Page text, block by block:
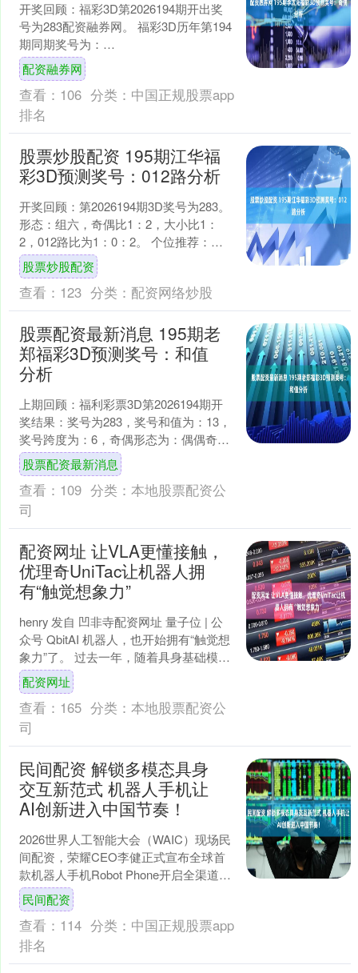
开奖回顾：福彩3D第2026194期开出奖
号为283配资融券网。 福彩3D历年第194
期同期奖号为：
318243988842510154840214277210....
配资融券网
查看： 106 分类： 中国正规股票app
排名
股票炒股配资 195期江华福
彩3D预测奖号：012路分析
开奖回顾：第2026194期3D奖号为283。
形态：组六，奇偶比1：2，大小比1：
2，012路比为1：0：2。 个位推荐：近
10期开出5个0路号、2个1路号、3....
股票炒股配资
查看： 123 分类： 配资网络炒股
股票配资最新消息 195期老
郑福彩3D预测奖号：和值
分析
上期回顾：福利彩票3D第2026194期开
奖结果：奖号为283，奖号和值为：13，
奖号跨度为：6，奇偶形态为：偶偶奇，
大小形态为：小大小。 一、百十个位遗
漏统计....
股票配资最新消息
查看： 109 分类： 本地股票配资公
司
配资网址 让VLA更懂接触，
优理奇UniTac让机器人拥
有“触觉想象力”
henry 发自 凹非寺配资网址 量子位 | 公
众号 QbitAI 机器人，也开始拥有“触觉想
象力”了。 过去一年，随着具身基础模型
的快速发展，机器人已经能完成....
配资网址
查看： 165 分类： 本地股票配资公
司
民间配资 解锁多模态具身
交互新范式 机器人手机让
AI创新进入中国节奏！
2026世界人工智能大会（WAIC）现场民
间配资，荣耀CEO李健正式宣布全球首
款机器人手机Robot Phone开启全渠道预
约，配色包括“月影灰”“星轨银”两款....
民间配资
查看： 114 分类： 中国正规股票app
排名